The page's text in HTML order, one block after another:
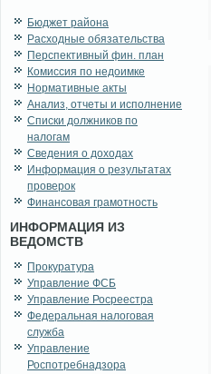
Бюджет района
Расходные обязательства
Перспективный фин. план
Комиссия по недоимке
Нормативные акты
Анализ, отчеты и исполнение
Списки должников по
налогам
Сведения о доходах
Информация о результатах
проверок
Финансовая грамотность
ИНФОРМАЦИЯ ИЗ
ВЕДОМСТВ
Прокуратура
Управление ФСБ
Управление Росреестра
Федеральная налоговая
служба
Управление
Роспотребнадзора